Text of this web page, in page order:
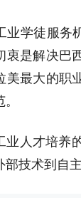
业学徒服务
衷是解决巴
美最大的职
业人才培养
部技术到自